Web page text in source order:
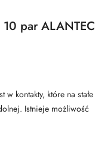
par ALANTEC
w kontakty, które na stałe
Istnieje możliwość